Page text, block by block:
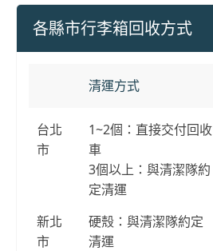
各縣市行李箱回收方式
清運方式
台北
市
1~2個：直接交付回收
車
3個以上：與清潔隊約
定清運
新北
市
硬殼：與清潔隊約定
清運